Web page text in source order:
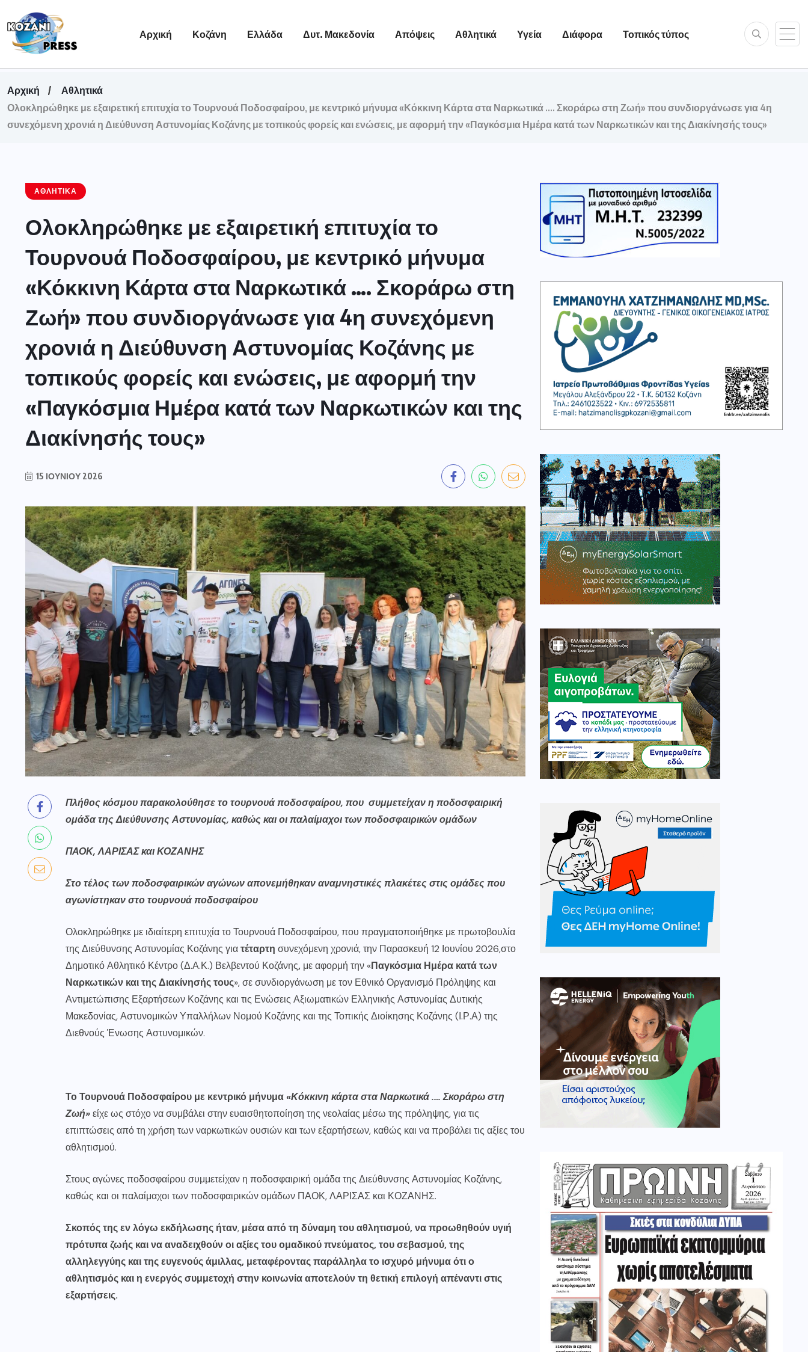
Αρχική Κοζάνη Ελλάδα Δυτ. Μακεδονία Απόψεις Αθλητικά Υγεία Διάφορα Τοπικός τύπος
Αρχική
Αθλητικά
Ολοκληρώθηκε με εξαιρετική επιτυχία το Τουρνουά Ποδοσφαίρου, με κεντρικό μήνυμα «Κόκκινη Κάρτα στα Ναρκωτικά …. Σκοράρω στη Ζωή» που συνδιοργάνωσε για 4η
συνεχόμενη χρονιά η Διεύθυνση Αστυνομίας Κοζάνης με τοπικούς φορείς και ενώσεις, με αφορμή την «Παγκόσμια Ημέρα κατά των Ναρκωτικών και της Διακίνησής τους»
ΑΘΛΗΤΙΚΆ
Ολοκληρώθηκε με εξαιρετική επιτυχία το
Τουρνουά Ποδοσφαίρου, με κεντρικό μήνυμα
«Κόκκινη Κάρτα στα Ναρκωτικά …. Σκοράρω στη
Ζωή» που συνδιοργάνωσε για 4η συνεχόμενη
χρονιά η Διεύθυνση Αστυνομίας Κοζάνης με
τοπικούς φορείς και ενώσεις, με αφορμή την
«Παγκόσμια Ημέρα κατά των Ναρκωτικών και της
Διακίνησής τους»
15 ΙΟΥΝΊΟΥ 2026
Πλήθος κόσμου παρακολούθησε τοτουρνουά ποδοσφαίρου, που συμμετείχαν η ποδοσφαιρική
ομάδα της Διεύθυνσης Αστυνομίας, καθώς και οι παλαίμαχοι των ποδοσφαιρικών ομάδων
ΠΑΟΚ, ΛΑΡΙΣΑΣ και ΚΟΖΑΝΗΣ
Στο τέλος των ποδοσφαιρικών αγώνων απονεμήθηκαν αναμνηστικές πλακέτες στις ομάδες που
αγωνίστηκαν στο τουρνουά ποδοσφαίρου
Ολοκληρώθηκε με ιδιαίτερη επιτυχία το Τουρνουά Ποδοσφαίρου, που πραγματοποιήθηκε με πρωτοβουλία
της Διεύθυνσης Αστυνομίας Κοζάνης γιατέταρτη συνεχόμενη χρονιά, την Παρασκευή 12 Ιουνίου 2026,στο
Δημοτικό Αθλητικό Κέντρο (Δ.Α.Κ.) Βελβεντού Κοζάνης, με αφορμή την «Παγκόσμια Ημέρα κατά των
Ναρκωτικών και της Διακίνησής τους», σε συνδιοργάνωση με τον Εθνικό Οργανισμό Πρόληψης και
Αντιμετώπισης Εξαρτήσεων Κοζάνης και τις Ενώσεις Αξιωματικών Ελληνικής Αστυνομίας Δυτικής
Μακεδονίας, Αστυνομικών Υπαλλήλων Νομού Κοζάνης και της Τοπικής Διοίκησης Κοζάνης (Ι.Ρ.Α) της
Διεθνούς Ένωσης Αστυνομικών.
Το Τουρνουά Ποδοσφαίρου με κεντρικό μήνυμα «Κόκκινη κάρτα στα Ναρκωτικά .… Σκοράρω στη
Ζωή»είχε ως στόχο να συμβάλει στην ευαισθητοποίηση της νεολαίας μέσω της πρόληψης, για τις
επιπτώσεις από τη χρήση των ναρκωτικών ουσιών και των εξαρτήσεων, καθώς και να προβάλει τις αξίες του
αθλητισμού.
Στους αγώνες ποδοσφαίρου συμμετείχαν η ποδοσφαιρική ομάδα της Διεύθυνσης Αστυνομίας Κοζάνης,
καθώς και οι παλαίμαχοι των ποδοσφαιρικών ομάδων ΠΑΟΚ, ΛΑΡΙΣΑΣ και ΚΟΖΑΝΗΣ.
Σκοπός της εν λόγω εκδήλωσης ήταν, μέσα από τη δύναμη του αθλητισμού, να προωθηθούν υγιή
πρότυπα ζωής και να αναδειχθούν οι αξίες του ομαδικού πνεύματος, του σεβασμού, της
αλληλεγγύης και της ευγενούς άμιλλας, μεταφέροντας παράλληλα το ισχυρό μήνυμα ότι ο
αθλητισμός και η ενεργός συμμετοχή στην κοινωνία αποτελούν τη θετική επιλογή απέναντι στις
εξαρτήσεις.